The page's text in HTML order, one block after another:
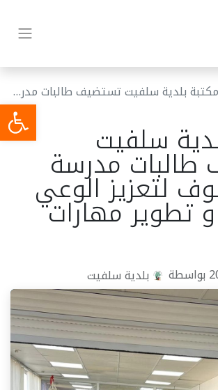
مكتبة بلدية سلفيت تستضيف طالبات مدرسة بنات ياسوف لتعزيز الوعي القرائي و تطوير مهارات التعلم
سلفيت
مدرسة
لتعزيز الوعي
تطوير مهارات
بواسطة بلدية سلفيت